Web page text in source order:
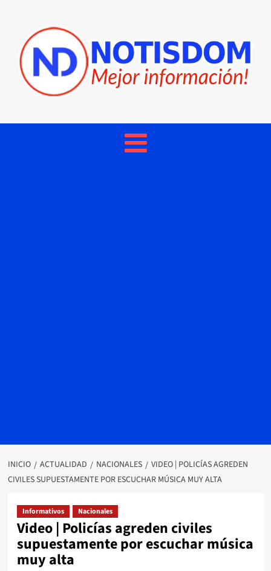
INICIO ACTUALIDAD NACIONALES
VIDEO | POLICÍAS AGREDEN
CIVILES SUPUESTAMENTE POR ESCUCHAR MÚSICA MUY ALTA
Informativos Nacionales
Video | Policías agreden civiles
supuestamente por escuchar música
muy alta